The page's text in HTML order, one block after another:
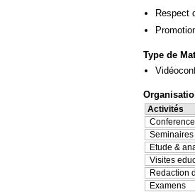
Respect
Type de
Activités
Seminaires
Etude &
Visites
Redaction
Examens